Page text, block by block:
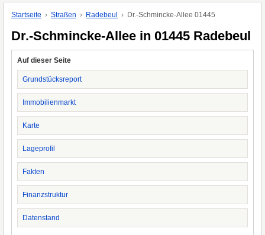
Startseite Straßen Radebeul Dr.-Schmincke-Allee 01445
Dr.-Schmincke-Allee in 01445 Radebeul
Auf dieser Seite
Grundstücksreport
Immobilienmarkt
Karte
Lageprofil
Fakten
Finanzstruktur
Datenstand